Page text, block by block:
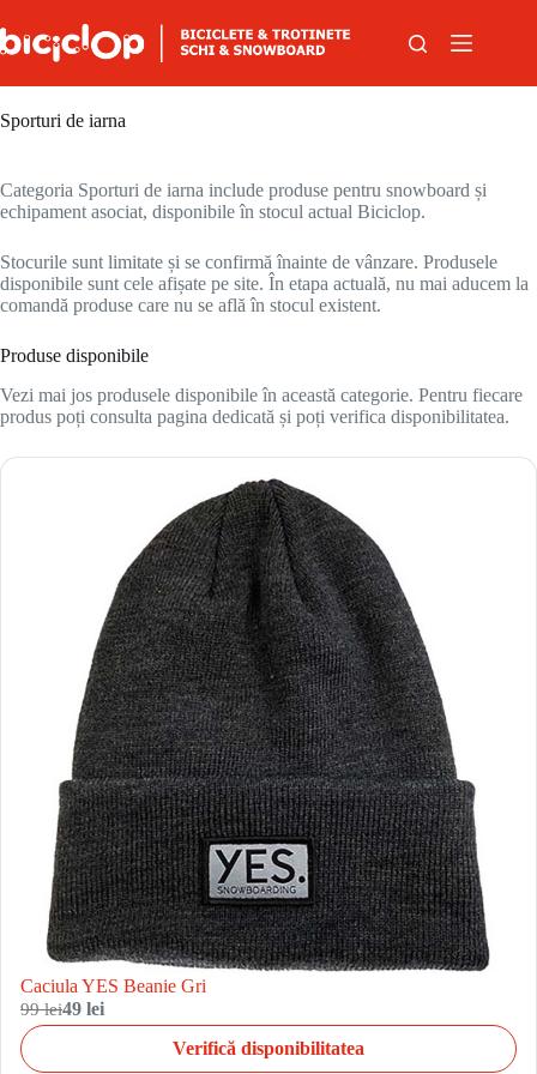
Sporturi de iarna
Categoria Sporturi de iarna include produse pentru snowboard și
echipament asociat, disponibile în stocul actual Biciclop.
Stocurile sunt limitate și se confirmă înainte de vânzare. Produsele
disponibile sunt cele afișate pe site. În etapa actuală, nu mai aducem la
comandă produse care nu se află în stocul existent.
Produse disponibile
Vezi mai jos produsele disponibile în această categorie. Pentru fiecare
produs poți consulta pagina dedicată și poți verifica disponibilitatea.
Caciula YES Beanie Gri
99 lei49 lei
Verifică disponibilitatea